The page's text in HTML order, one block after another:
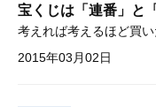
宝くじは「連番」と
考えれば考えるほど買
2015年03月02日